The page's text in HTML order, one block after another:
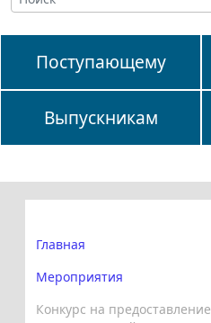
Поступающему
Выпускникам
Главная
Мероприятия
Конкурс на